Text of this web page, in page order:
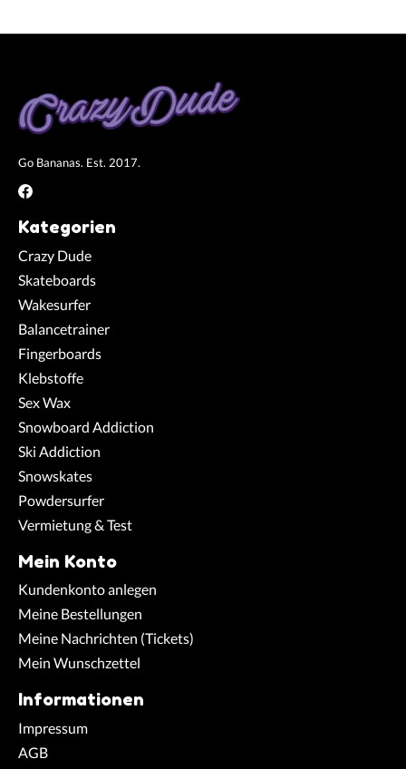
Go Bananas. Est. 2017.
Kategorien
Crazy Dude
Skateboards
Wakesurfer
Balancetrainer
Fingerboards
Klebstoffe
Sex Wax
Snowboard Addiction
Ski Addiction
Snowskates
Powdersurfer
Vermietung & Test
Mein Konto
Kundenkonto anlegen
Meine Bestellungen
Meine Nachrichten (Tickets)
Mein Wunschzettel
Informationen
Impressum
AGB